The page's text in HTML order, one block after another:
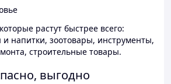
растут быстрее всего:
и напитки, зоотовары, инструменты,
строительные товары.
выгодно